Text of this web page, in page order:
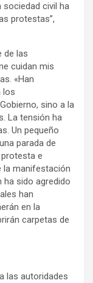
sociedad civil ha
protestas”,
de las
cuidan mis
«Han
los
sino a la
La tensión ha
Un pequeño
parada de
e
la manifestación
ha sido agredido
han
en la
carpetas de
las autoridades